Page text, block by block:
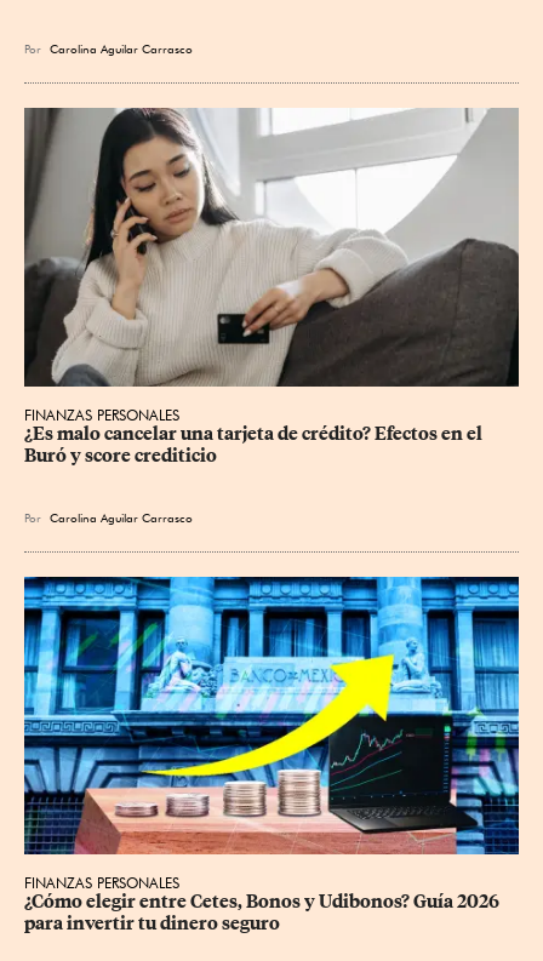
Por Carolina Aguilar Carrasco
FINANZAS PERSONALES
¿Es malo cancelar una tarjeta de crédito? Efectos en el
Buró y score crediticio
Por Carolina Aguilar Carrasco
FINANZAS PERSONALES
¿Cómo elegir entre Cetes, Bonos y Udibonos? Guía 2026
para invertir tu dinero seguro